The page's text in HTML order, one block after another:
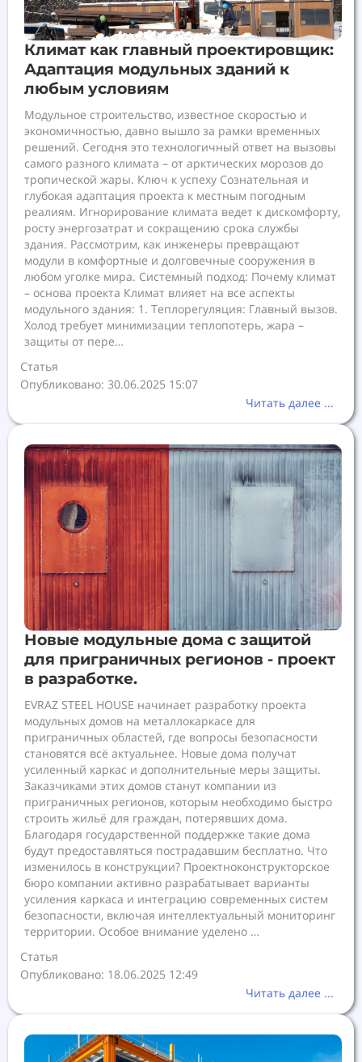
Климат как главный проектировщик:
Адаптация модульных зданий к
любым условиям
Модульное строительство, известное скоростью и
экономичностью, давно вышло за рамки временных
решений. Сегодня это технологичный ответ на вызовы
самого разного климата – от арктических морозов до
тропической жары. Ключ к успеху Сознательная и
глубокая адаптация проекта к местным погодным
реалиям. Игнорирование климата ведет к дискомфорту,
росту энергозатрат и сокращению срока службы
здания. Рассмотрим, как инженеры превращают
модули в комфортные и долговечные сооружения в
любом уголке мира. Системный подход: Почему климат
– основа проекта Климат влияет на все аспекты
модульного здания: 1. Теплорегуляция: Главный вызов.
Холод требует минимизации теплопотерь, жара –
защиты от пере…
Статья
Опубликовано: 30.06.2025 15:07
Читать далее ...
Новые модульные дома с защитой
для приграничных регионов - проект
в разработке.
EVRAZ STEEL HOUSE начинает разработку проекта
модульных домов на металлокаркасе для
приграничных областей, где вопросы безопасности
становятся всё актуальнее. Новые дома получат
усиленный каркас и дополнительные меры защиты.
Заказчиками этих домов станут компании из
приграничных регионов, которым необходимо быстро
строить жильё для граждан, потерявших дома.
Благодаря государственной поддержке такие дома
будут предоставляться пострадавшим бесплатно. Что
изменилось в конструкции? Проектноконструкторское
бюро компании активно разрабатывает варианты
усиления каркаса и интеграцию современных систем
безопасности, включая интеллектуальный мониторинг
территории. Особое внимание уделено …
Статья
Опубликовано: 18.06.2025 12:49
Читать далее ...